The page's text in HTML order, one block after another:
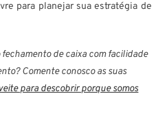
para planejar sua estratégia de
de caixa com facilidade
Comente conosco as suas
para descobrir porque somos